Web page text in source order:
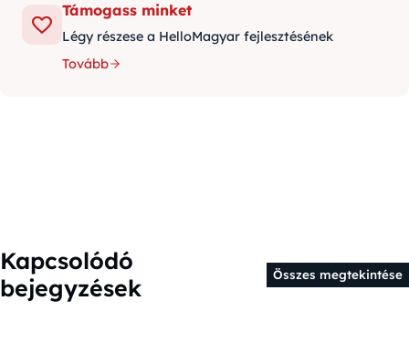
Támogass minket
Légy részese a HelloMagyar fejlesztésének
Tovább
Kapcsolódó
bejegyzések
Összes megtekintése